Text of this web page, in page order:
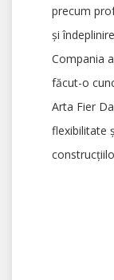
precum
și
Compania
făcut-o
Arta Fier
flexibilitate